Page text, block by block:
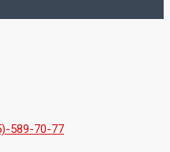
589-70-77